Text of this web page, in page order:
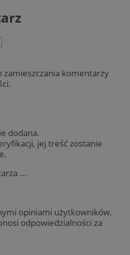
komentarzy
dodana.
jej treść zostanie
...
opiniami użytkowników.
odpowiedzialności za